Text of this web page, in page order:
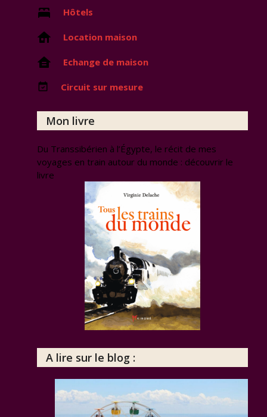
Hôtels
Location maison
Echange de maison
Circuit sur mesure
Mon livre
Du Transsibérien à l’Égypte, le récit de mes
voyages en train autour du monde : découvrir le
livre
A lire sur le blog :